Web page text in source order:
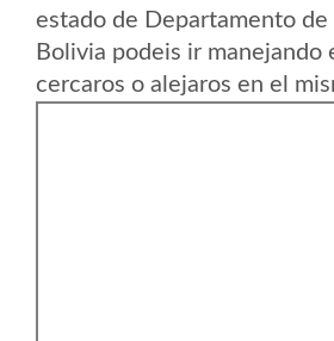
estado de Departamento de
Bolivia podeis ir manejando
cercaros o alejaros en el